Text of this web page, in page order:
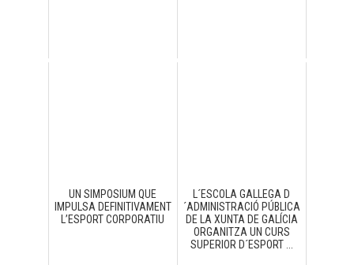
UN SIMPOSIUM QUE
IMPULSA DEFINITIVAMENT
L’ESPORT CORPORATIU
L´ESCOLA GALLEGA D
´ADMINISTRACIÓ PÚBLICA
DE LA XUNTA DE GALÍCIA
ORGANITZA UN CURS
SUPERIOR D´ESPORT ...